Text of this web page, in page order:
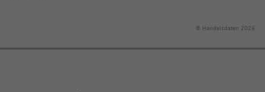
© Handelsdaten 2026